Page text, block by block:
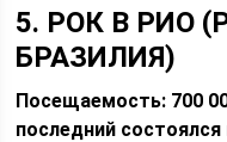
5. РОК В РИО
БРАЗИЛИЯ)
Посещаемость: 700
последний